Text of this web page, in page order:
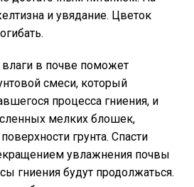
и увядание. Цветок
в почве поможет
смеси, который
процесса гниения, и
мелких блошек,
грунта. Спасти
увлажнения почвы
гниения будут продолжаться.